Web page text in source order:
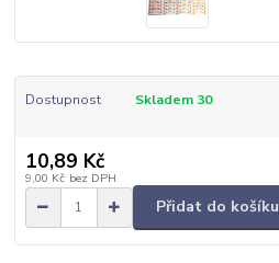
Dostupnost Skladem 30
10,89 Kč
9,00 Kč bez DPH
Přidat do košíku